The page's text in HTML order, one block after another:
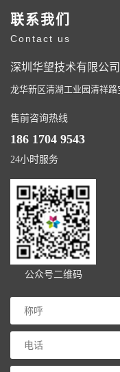
联系我们
Contact us
深圳华望技术有限公司
龙华新区清湖工业园清祥
售前咨询热线
186 1704 9543
24小时服务
公众号二维码